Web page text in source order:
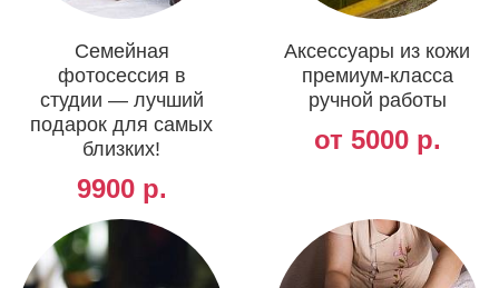
Семейная
фотосессия в
студии — лучший
подарок для самых
близких!
9900 р.
Аксессуары из кожи
премиум-класса
ручной работы
от 5000 р.